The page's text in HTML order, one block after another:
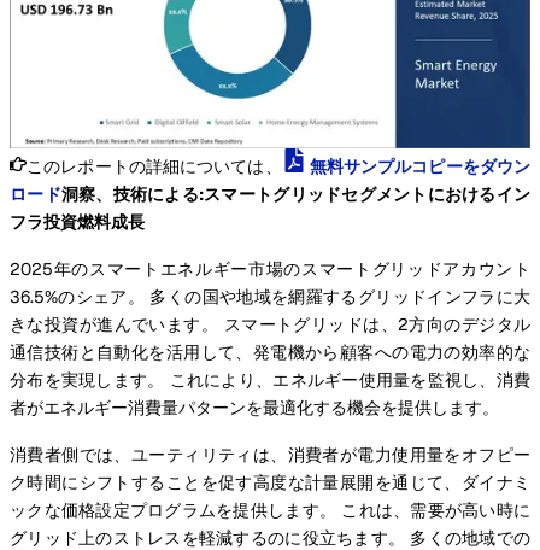
このレポートの詳細については、
無料サンプルコピーをダウン
ロード洞察、技術による:スマートグリッドセグメントにおけるイン
フラ投資燃料成長
2025年のスマートエネルギー市場のスマートグリッドアカウント
36.5%のシェア。 多くの国や地域を網羅するグリッドインフラに大
きな投資が進んでいます。 スマートグリッドは、2方向のデジタル
通信技術と自動化を活用して、発電機から顧客への電力の効率的な
分布を実現します。 これにより、エネルギー使用量を監視し、消費
者がエネルギー消費量パターンを最適化する機会を提供します。
消費者側では、ユーティリティは、消費者が電力使用量をオフピー
ク時間にシフトすることを促す高度な計量展開を通じて、ダイナミ
ックな価格設定プログラムを提供します。 これは、需要が高い時に
グリッド上のストレスを軽減するのに役立ちます。 多くの地域での